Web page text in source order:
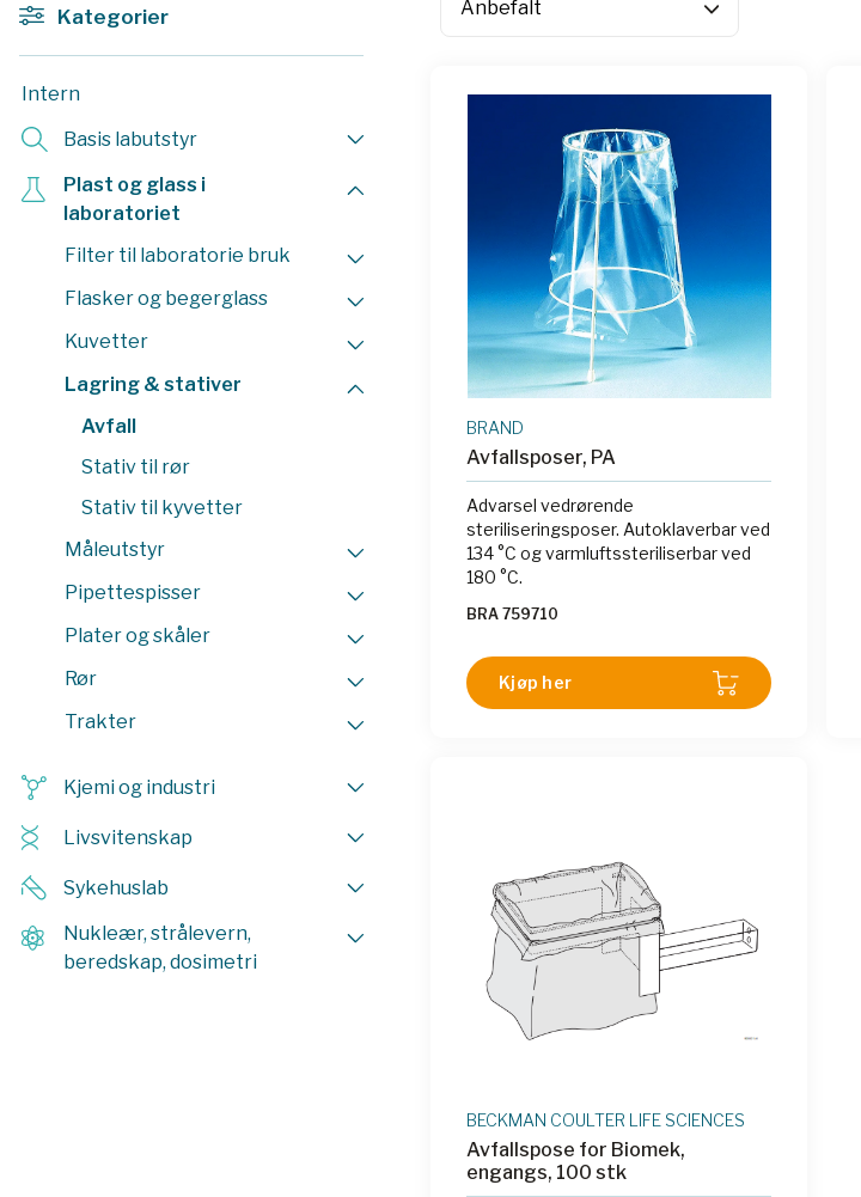
Kategorier
Intern
Basis labutstyr
Plast og glass i
laboratoriet
Filter til laboratorie bruk
Flasker og begerglass
Kuvetter
Lagring & stativer
Avfall
Stativ til rør
Stativ til kyvetter
Måleutstyr
Pipettespisser
Plater og skåler
Rør
Trakter
Kjemi og industri
Livsvitenskap
Sykehuslab
Nukleær, strålevern,
beredskap, dosimetri
BRAND
Avfallsposer, PA
Advarsel vedrørende
steriliseringsposer. Autoklaverbar ved
134 °C og varmluftssteriliserbar ved
180 °C.
BRA 759710
Kjøp her
BECKMAN COULTER LIFE SCIENCES
Avfallspose for Biomek,
engangs, 100 stk